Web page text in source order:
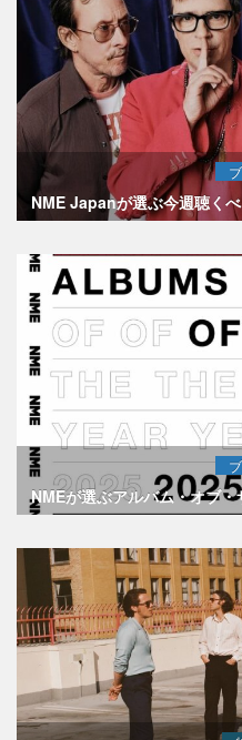
NME Japanが選ぶ今週聴く
NMEが選ぶアルバム・オブ